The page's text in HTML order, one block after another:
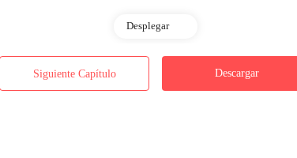
Desplegar
Siguiente Capítulo Descargar